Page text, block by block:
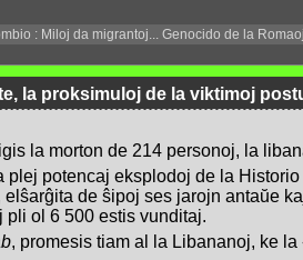
: Miloj da migrantoj... Genocido de la
la proksimuloj de la viktimoj
la morton de 214 personoj, la
plej potencaj eksplodoj de la
de ŝipoj ses jarojn antaŭe
ol 6 500 estis vunditaj.
, promesis tiam al la Libananoj, ke la